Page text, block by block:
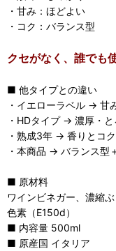
・甘み：ほどよい
・コク：バランス型
クセがなく、誰でも
■ 他タイプとの違い
・イエローラベル → 甘
・HDタイプ → 濃厚・
・熟成3年 → 香りとコ
・本商品 → バランス型
■ 原材料
ワインビネガー、濃縮
色素（E150d）
■ 内容量 500ml
■ 原産国 イタリア